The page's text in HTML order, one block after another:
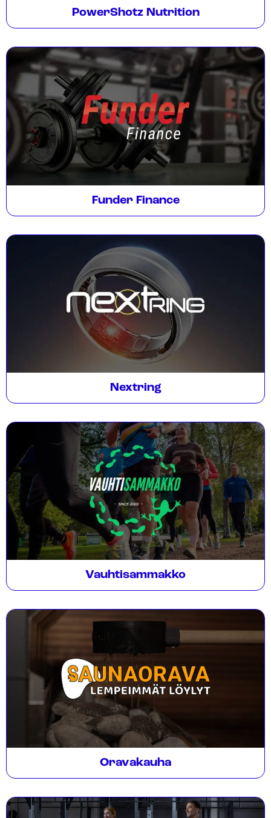
PowerShotz Nutrition
Funder Finance
Nextring
Vauhtisammakko
Oravakauha